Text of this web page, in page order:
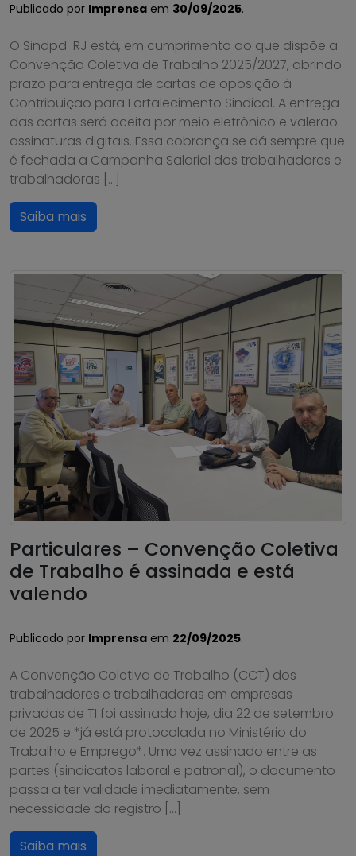
Publicado por Imprensa em 30/09/2025.
O Sindpd-RJ está, em cumprimento ao que dispõe a
Convenção Coletiva de Trabalho 2025/2027, abrindo
prazo para entrega de cartas de oposição à
Contribuição para Fortalecimento Sindical. A entrega
das cartas será aceita por meio eletrônico e valerão
assinaturas digitais. Essa cobrança se dá sempre que
é fechada a Campanha Salarial dos trabalhadores e
trabalhadoras […]
Saiba mais
Particulares – Convenção Coletiva
de Trabalho é assinada e está
valendo
Publicado por Imprensa em 22/09/2025.
A Convenção Coletiva de Trabalho (CCT) dos
trabalhadores e trabalhadoras em empresas
privadas de TI foi assinada hoje, dia 22 de setembro
de 2025 e *já está protocolada no Ministério do
Trabalho e Emprego*. Uma vez assinado entre as
partes (sindicatos laboral e patronal), o documento
passa a ter validade imediatamente, sem
necessidade do registro […]
Saiba mais